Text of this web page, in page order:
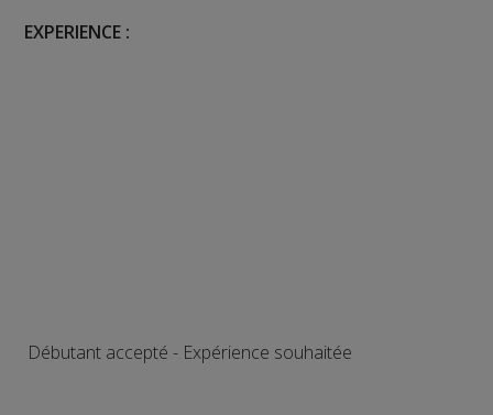
EXPERIENCE :
Débutant accepté - Expérience souhaitée